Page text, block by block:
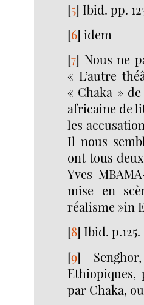
[5] Ibid. pp.
[6]idem
[7] Nous ne
« L’autre
« Chaka »
africaine de
les
Il nous
ont tous
Yves
mise en
réalisme »in
[8] Ibid. p.125.
[9]
Ethiopiques,
par Chaka,